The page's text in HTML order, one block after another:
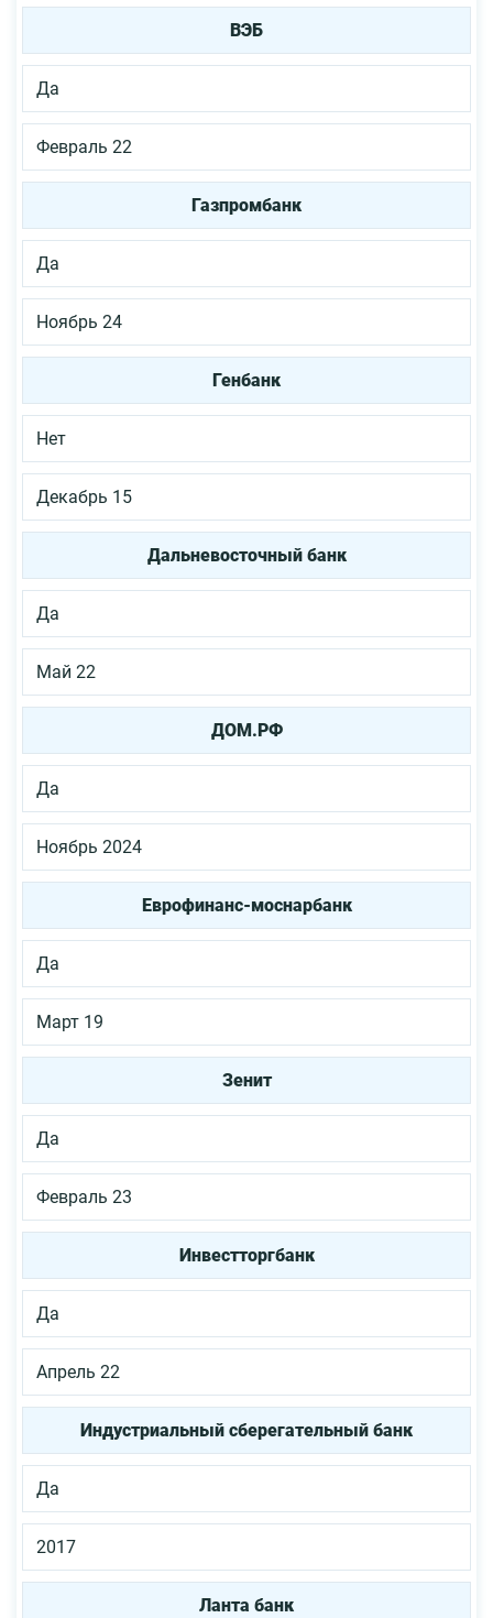
ВЭБ
Да
Февраль 22
Газпромбанк
Да
Ноябрь 24
Генбанк
Нет
Декабрь 15
Дальневосточный банк
Да
Май 22
ДОМ.РФ
Да
Ноябрь 2024
Еврофинанс-моснарбанк
Да
Март 19
Зенит
Да
Февраль 23
Инвестторгбанк
Да
Апрель 22
Индустриальный сберегательный банк
Да
2017
Ланта банк